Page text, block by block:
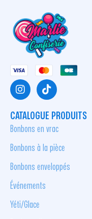
CATALOGUE PRODUITS
Bonbons en vrac
Bonbons à la pièce
Bonbons enveloppés
Événements
Yéti/Glace